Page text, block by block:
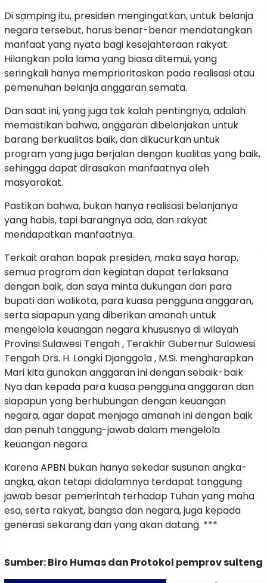
Di samping itu, presiden mengingatkan, untuk belanja
negara tersebut, harus benar-benar mendatangkan
manfaat yang nyata bagi kesejahteraan rakyat.
Hilangkan pola lama yang biasa ditemui, yang
seringkali hanya memprioritaskan pada realisasi atau
pemenuhan belanja anggaran semata.
Dan saat ini, yang juga tak kalah pentingnya, adalah
memastikan bahwa, anggaran dibelanjakan untuk
barang berkualitas baik, dan dikucurkan untuk
program yang juga berjalan dengan kualitas yang baik,
sehingga dapat dirasakan manfaatnya oleh
masyarakat.
Pastikan bahwa, bukan hanya realisasi belanjanya
yang habis, tapi barangnya ada, dan rakyat
mendapatkan manfaatnya.
Terkait arahan bapak presiden, maka saya harap,
semua program dan kegiatan dapat terlaksana
dengan baik, dan saya minta dukungan dari para
bupati dan walikota, para kuasa pengguna anggaran,
serta siapapun yang diberikan amanah untuk
mengelola keuangan negara khususnya di wilayah
Provinsi Sulawesi Tengah , Terakhir Gubernur Sulawesi
Tengah Drs. H. Longki Djanggola , M.Si. mengharapkan
Mari kita gunakan anggaran ini dengan sebaik-baik
Nya dan kepada para kuasa pengguna anggaran dan
siapapun yang berhubungan dengan keuangan
negara, agar dapat menjaga amanah ini dengan baik
dan penuh tanggung-jawab dalam mengelola
keuangan negara.
Karena APBN bukan hanya sekedar susunan angka-
angka, akan tetapi didalamnya terdapat tanggung
jawab besar pemerintah terhadap Tuhan yang maha
esa, serta rakyat, bangsa dan negara, juga kepada
generasi sekarang dan yang akan datang. ***
Sumber: Biro Humas dan Protokol pemprov sulteng